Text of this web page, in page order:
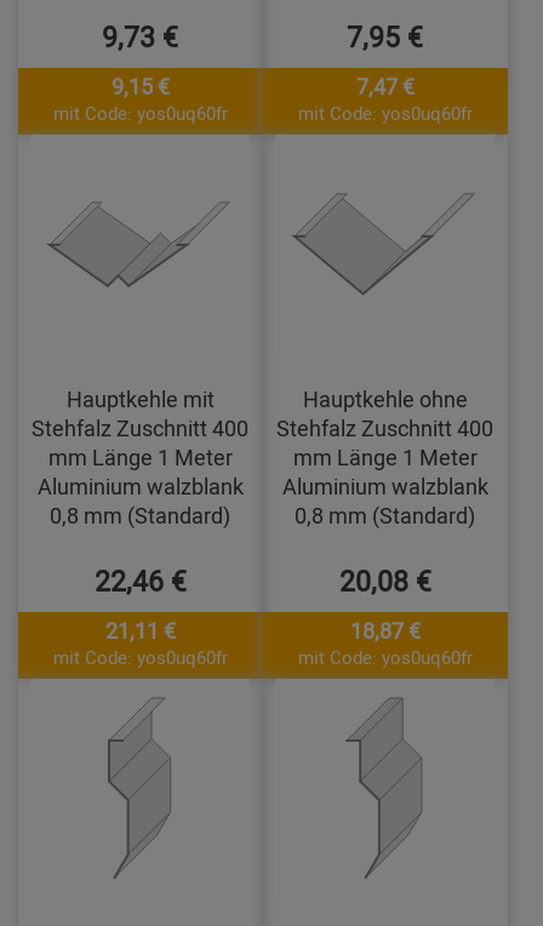
9,73 €
9,15 €
mit Code: yos0uq60fr
7,95 €
7,47 €
mit Code: yos0uq60fr
Hauptkehle mit
Stehfalz Zuschnitt 400
mm Länge 1 Meter
Aluminium walzblank
0,8 mm (Standard)
22,46 €
21,11 €
mit Code: yos0uq60fr
Hauptkehle ohne
Stehfalz Zuschnitt 400
mm Länge 1 Meter
Aluminium walzblank
0,8 mm (Standard)
20,08 €
18,87 €
mit Code: yos0uq60fr